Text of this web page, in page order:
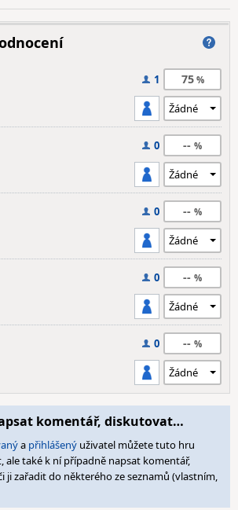
1 75
0 --
0 --
0 --
0 --
komentář, diskutovat…
a přihlášený uživatel můžete tuto hru
ale také k ní případně napsat komentář,
ji zařadit do některého ze seznamů (vlastním,